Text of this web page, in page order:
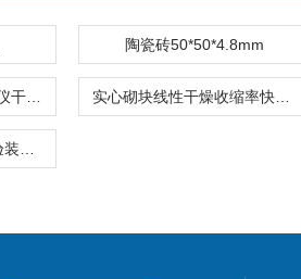
陶瓷砖50*50*4.8mm